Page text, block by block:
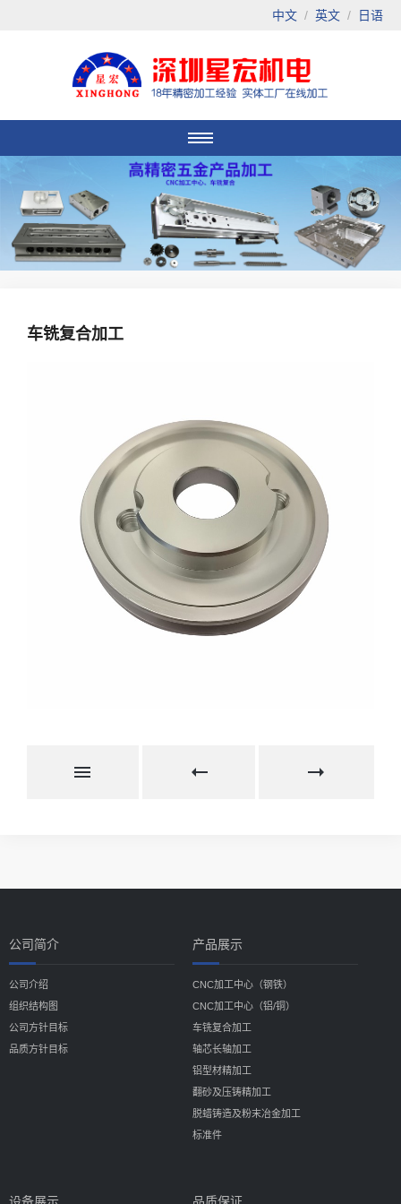
中文 / 英文 / 日语
车铣复合加工
公司简介
公司介绍
组织结构图
公司方针目标
品质方针目标
产品展示
CNC加工中心（钢铁）
CNC加工中心（铝/铜）
车铣复合加工
轴芯长轴加工
铝型材精加工
翻砂及压铸精加工
脱蜡铸造及粉末冶金加工
标准件